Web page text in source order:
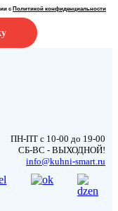
с Политикой конфиденциальности
ПН-ПТ с 10-00 до 19-00
СБ-ВС - ВЫХОДНОЙ!
info@kuhni-smart.ru